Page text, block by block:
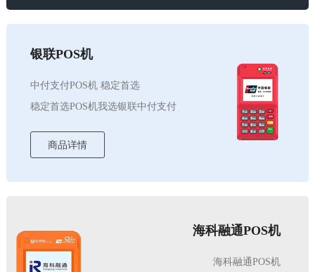
银联POS机
中付支付POS机 稳定首选
稳定首选POS机我选银联中付支付
商品详情
海科融通POS机
海科融通POS机